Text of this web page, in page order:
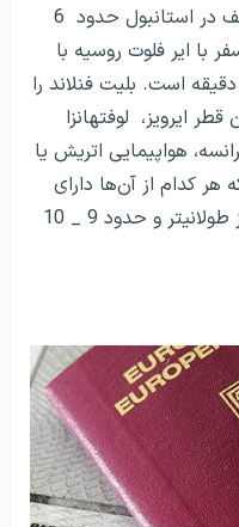
‌وسیله‌ی ترکیش ایرلاین ترکیه با توقف در استانبول حدود 6
سفر با ایر فلوت روسیه با
یک توقف در مسکو، 5 ساعت و 40 دقیقه است. بلیت فنلاند را
ایرویز، لوفتهانزا
هواپیمایی اتریش یا
هر کدام از آن‌ها دارای
یک توقف هستند و طول مدت پرواز طولانی­تر و حدود 9 _ 10